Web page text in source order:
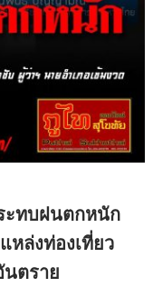
ะทบฝนตกหนัก
หล่งท่องเที่ยว
ตราย